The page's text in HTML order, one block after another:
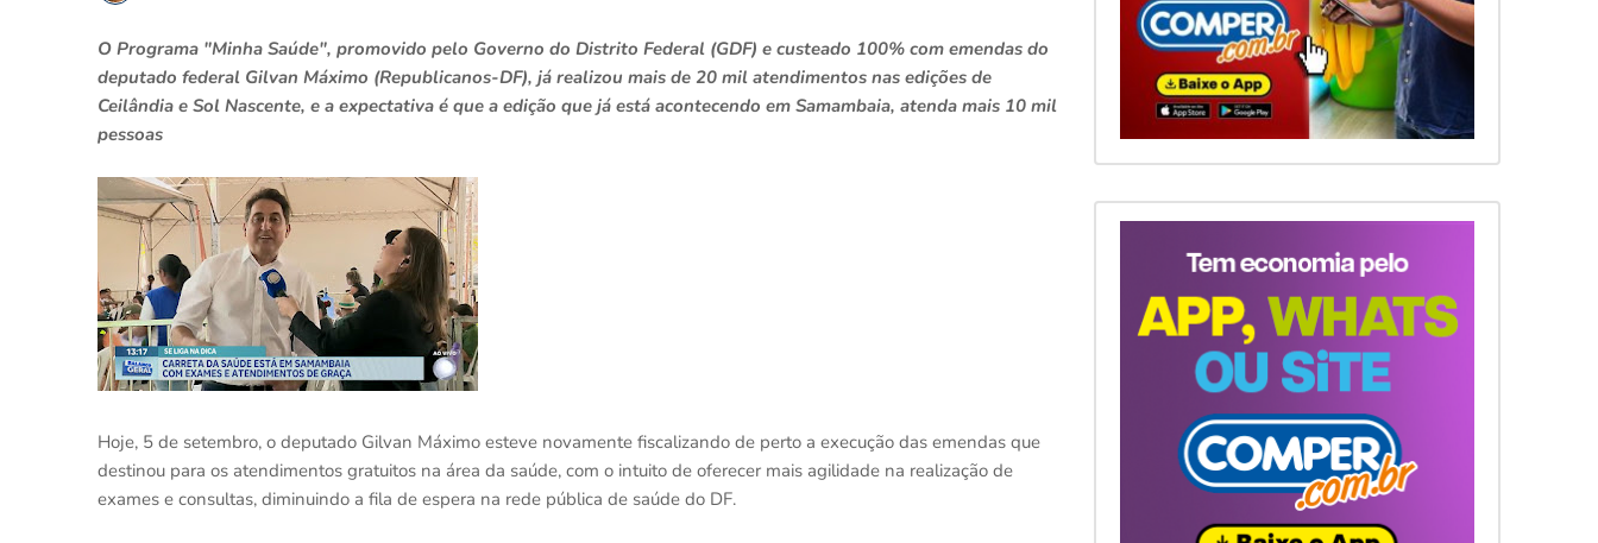
O Programa "Minha Saúde", promovido pelo Governo do Distrito Federal (GDF) e custeado 100% com emendas do
deputado federal Gilvan Máximo (Republicanos-DF), já realizou mais de 20 mil atendimentos nas edições de
Ceilândia e Sol Nascente, e a expectativa é que a edição que já está acontecendo em Samambaia, atenda mais 10 mil
pessoas
Hoje, 5 de setembro, o deputado Gilvan Máximo esteve novamente fiscalizando de perto a execução das emendas que
destinou para os atendimentos gratuitos na área da saúde, com o intuito de oferecer mais agilidade na realização de
exames e consultas, diminuindo a fila de espera na rede pública de saúde do DF.